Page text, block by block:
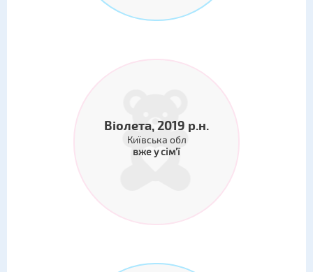
Віолета, 2019 р.н.
Київська обл
вже у сім'ї